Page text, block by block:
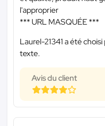
l'approprier
*** URL MASQUÉE ***
Laurel-21341 a été
texte.
Avis du client